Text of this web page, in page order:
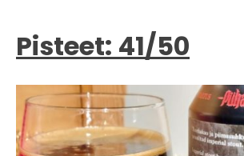
Pisteet: 41/50